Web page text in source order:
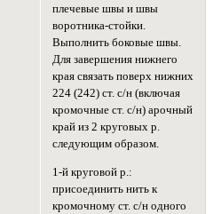
плечевые швы и швы
воротника-стойки.
Выполнить боковые швы.
Для завершения нижнего
края связать поверх нижних
224 (242) ст. с/н (включая
кромочные ст. с/н) арочный
край из 2 круговых р.
следующим образом.
1-й круговой р.:
присоединить нить к
кромочному ст. с/н одного